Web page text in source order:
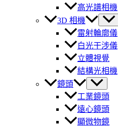
高光譜相機
3D 相機
雷射輪廓儀
白光干涉儀
立體視覺
結構光相機
鏡頭
工業鏡頭
遠心鏡頭
顯微物鏡